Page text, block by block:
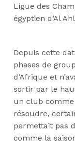
Ligue des
égyptien d’Al
Depuis cette
phases de
d’Afrique et
sortir par le
un club comme
résoudre,
permettait pas
comme la